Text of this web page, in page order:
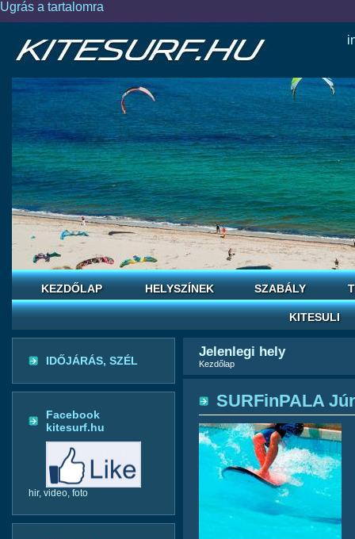
Ugrás a tartalomra
KEZDŐLAP HELYSZÍNEK SZABÁLY
KITESULI
IDŐJÁRÁS, SZÉL
Facebook
kitesurf.hu
hir, video, foto
Jelenlegi hely
Kezdőlap
SURFinPALA